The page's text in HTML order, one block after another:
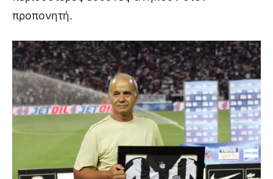
προπονητή.